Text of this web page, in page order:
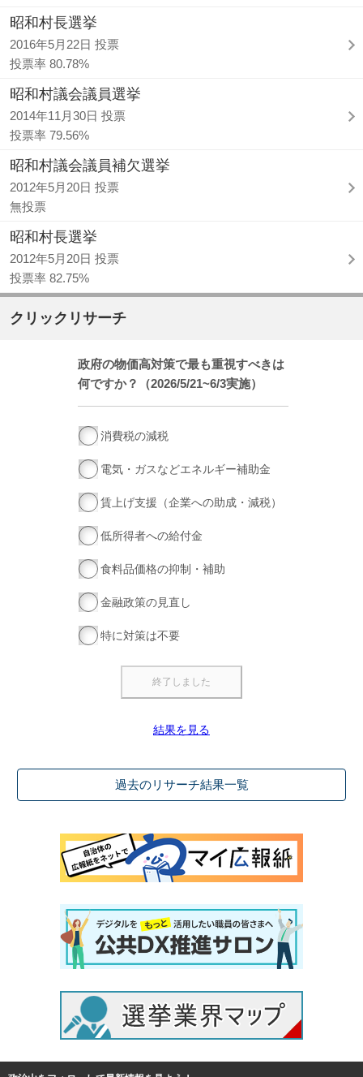
昭和村長選挙
2016年5月22日 投票
投票率 80.78%
昭和村議会議員選挙
2014年11月30日 投票
投票率 79.56%
昭和村議会議員補欠選挙
2012年5月20日 投票
無投票
昭和村長選挙
2012年5月20日 投票
投票率 82.75%
クリックリサーチ
政府の物価高対策で最も重視すべきは
何ですか？（2026/5/21~6/3実施）
消費税の減税
電気・ガスなどエネルギー補助金
賃上げ支援（企業への助成・減税）
低所得者への給付金
食料品価格の抑制・補助
金融政策の見直し
特に対策は不要
結果を見る
過去のリサーチ結果一覧